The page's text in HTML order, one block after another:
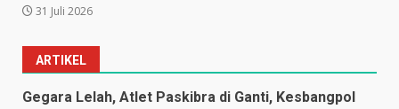
31 Juli 2026
ARTIKEL
Gegara Lelah, Atlet Paskibra di Ganti, Kesbangpol